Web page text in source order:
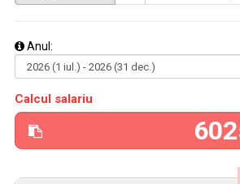
Anul:
Calcul salariu